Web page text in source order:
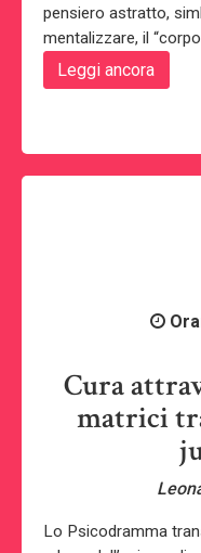
pensiero astratto,
mentalizzare, il
Leggi ancora
Cura
matrici
Lo Psicodramma